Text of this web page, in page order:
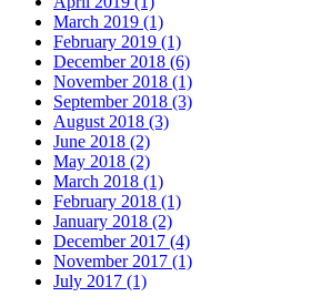
March 2019 (1)
February 2019 (1)
December 2018 (6)
November 2018 (1)
September 2018 (3)
August 2018 (3)
June 2018 (2)
May 2018 (2)
March 2018 (1)
February 2018 (1)
January 2018 (2)
December 2017 (4)
November 2017 (1)
July 2017 (1)